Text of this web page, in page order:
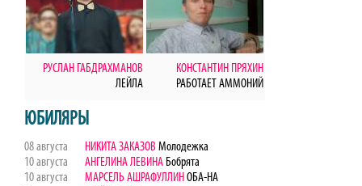
РУСЛАН ГАБДРАХМАНОВ
ЛЕЙЛА
КОНСТАНТИН ПРЯХИН
РАБОТАЕТ АММОНИЙ
ЮБИЛЯРЫ
08 августа НИКИТА ЗАКАЗОВМолодежка
10 августа
АНГЕЛИНА ЛЕВИНА Бобрята
10 августа
МАРСЕЛЬ АШРАФУЛЛИН ОБА-НА